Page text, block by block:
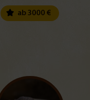
ab 3000 €